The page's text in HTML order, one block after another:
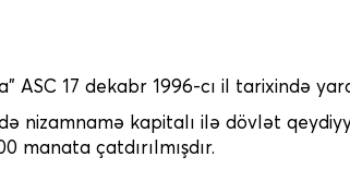
ASC 17 dekabr 1996-cı il tarixində
nizamnamə kapitalı ilə dövlət
manata çatdırılmışdır.